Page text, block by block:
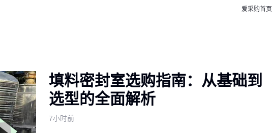
爱采购首页
填料密封室选购指南：从基础到
选型的全面解析
7小时前